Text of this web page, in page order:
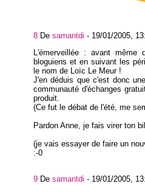
8 De samantdi - 19/01/2005,
L'émerveillée : avant même
bloguiens et en suivant les
le nom de Loïc Le Meur !
J'en déduis que c'est donc
communauté d'échanges
produit.
(Ce fut le débat de l'été, me
Pardon Anne, je fais virer ton
(je vais essayer de faire un
:-0
9 De samantdi - 19/01/2005,